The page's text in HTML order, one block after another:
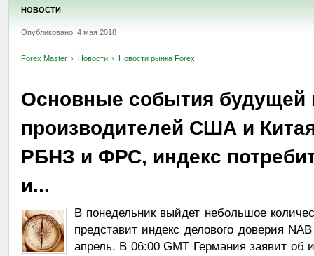
НОВОСТИ
Опубликовано: 4 мая 2018
Forex Master Новости Новости рынка Forex
Основные события будущей
производителей США и
РБНЗ и ФРС, индекс
и...
В понедельник выйдет небольшое
представит индекс делового доверия
апрель. В 06:00 GMT Германия заявит об